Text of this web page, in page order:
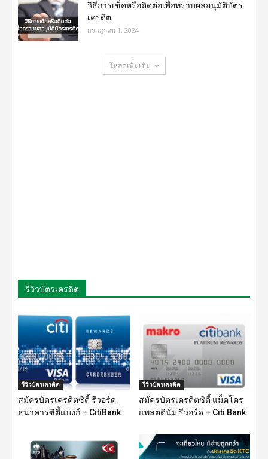
วิธีการเช็คหรือติดต่อเพื่อทราบผลอนุมัติบัตร
เครดิต
กรกฎาคม 1, 2024
โหลดเพิ่มเติม
รีวิวบัตรเครดิต
รีวิวบัตรเครดิต
สมัครบัตรเครดิตซิตี้ รีวอร์ด
ธนาคารซิตี้แบงก์ – CitiBank
รีวิวบัตรเครดิต
สมัครบัตรเครดิตซิตี้ แม็คโคร
แพลตตินั่ม รีวอร์ด – Citi Bank